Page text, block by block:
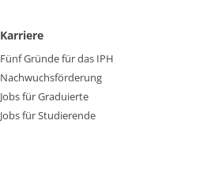
Karriere
Fünf Gründe für das IPH
Nachwuchsförderung
Jobs für Graduierte
Jobs für Studierende